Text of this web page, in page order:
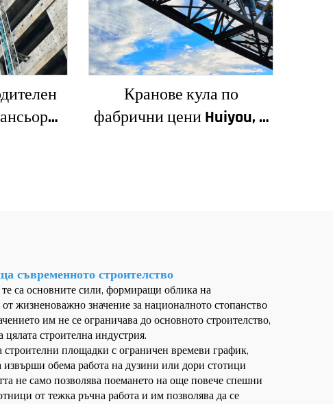
Кранове кула по
фабрични цени Huiyou, 4
съвременното строителство
са основните сили, формиращи облика на
жизненоважно значение за националното стопанство
им не се ограничава до основното строителство,
строителна индустрия.
строителни площадки с ограничен времеви график,
обема работа на дузини или дори стотици
не само позволява поемането на още повече спешни
от тежка ръчна работа и им позволява да се